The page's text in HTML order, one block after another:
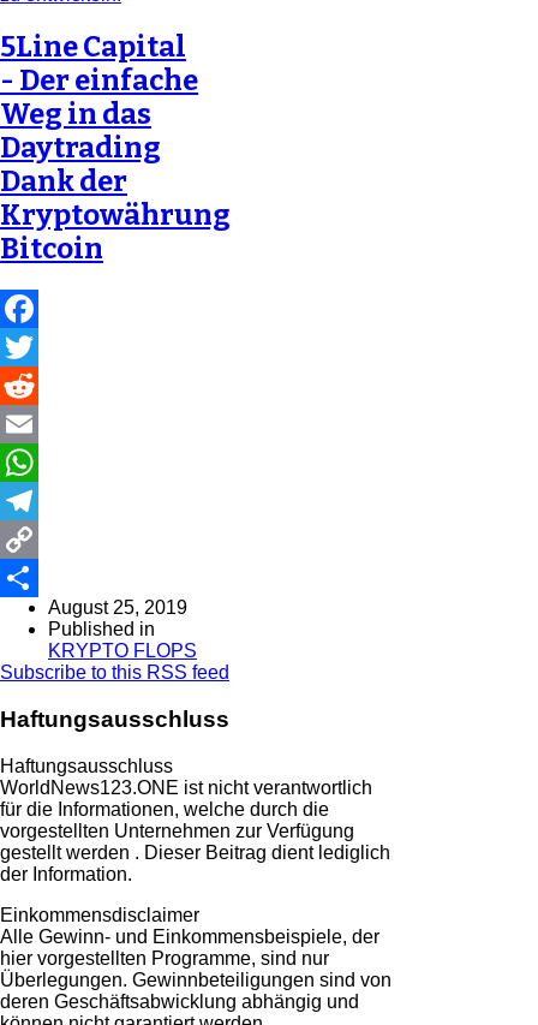
5Line Capital
- Der einfache
Weg in das
Daytrading
Dank der
Kryptowährung
Bitcoin
Facebook
Twitter
Reddit
Email
WhatsApp
Telegram
Copy
Link
ShareAugust 25, 2019
Published in
KRYPTO FLOPS
Subscribe to this RSS feed
Haftungsausschluss
Haftungsausschluss
WorldNews123.ONE ist nicht verantwortlich
für die Informationen, welche durch die
vorgestellten Unternehmen zur Verfügung
gestellt werden . Dieser Beitrag dient lediglich
der Information.
Einkommensdisclaimer
Alle Gewinn- und Einkommensbeispiele, der
hier vorgestellten Programme, sind nur
Überlegungen. Gewinnbeteiligungen sind von
deren Geschäftsabwicklung abhängig und